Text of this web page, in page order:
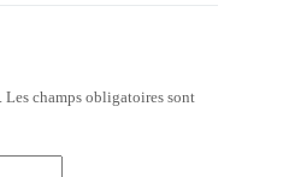
Les champs obligatoires sont